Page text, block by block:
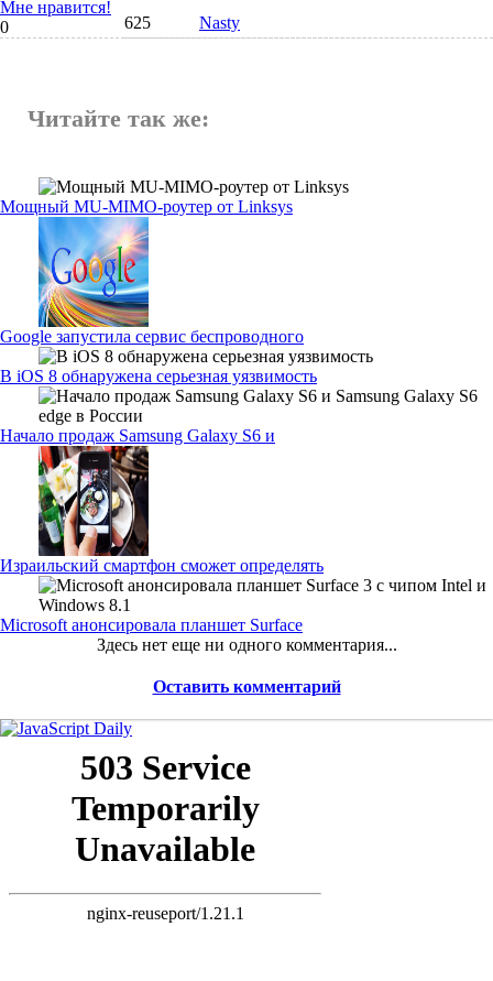
Мне нравится!
0
625 Nasty
Читайте так же:
Мощный MU-MIMO-роутер от Linksys
Google запустила сервис беспроводного
В iOS 8 обнаружена серьезная уязвимость
Начало продаж Samsung Galaxy S6 и
Израильский смартфон сможет определять
Microsoft анонсировала планшет Surface
Здесь нет еще ни одного комментария...
Оставить комментарий